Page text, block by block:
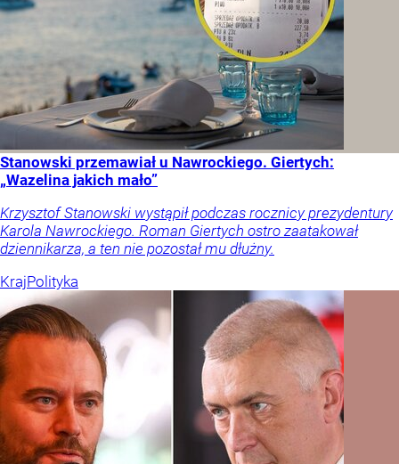
Stanowski przemawiał u Nawrockiego. Giertych:
„Wazelina jakich mało”
Krzysztof Stanowski wystąpił podczas rocznicy prezydentury
Karola Nawrockiego. Roman Giertych ostro zaatakował
dziennikarza, a ten nie pozostał mu dłużny.
KrajPolityka